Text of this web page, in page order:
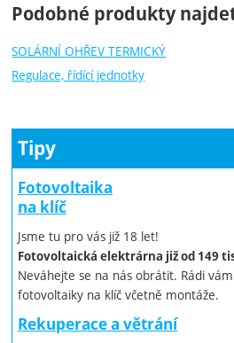
Podobné produkty
SOLÁRNÍ OHŘEV TERMICKÝ
Regulace, řídící jednotky
Tipy
Fotovoltaika
na klíč
Jsme tu pro vás již 18 let!
Fotovoltaická elektrárna již od 149
Neváhejte se na nás obrátit. Rádi
fotovoltaiky na klíč včetně montáže.
Rekuperace a větrání